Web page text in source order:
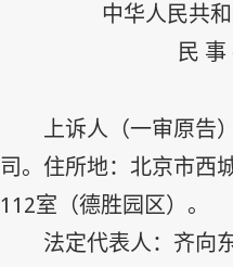
中华人民共
民 事
上诉人（一审原告
司。住所地：北京市西
112室（德胜园区）。
法定代表人：齐向